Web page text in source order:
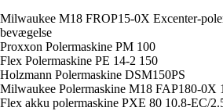
Milwaukee M18 FROP15-0X Excenter-
bevægelse
Proxxon Polermaskine PM 100
Flex Polermaskine PE 14-2 150
Holzmann Polermaskine DSM150PS
Milwaukee Polermaskine M18 FAP180-0X
Flex akku polermaskine PXE 80 10.8-EC/